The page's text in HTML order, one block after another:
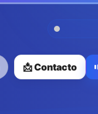
📩 Contacto